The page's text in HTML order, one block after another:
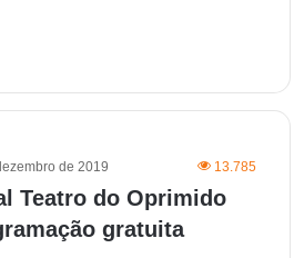
de 2019 13.785
Teatro do Oprimido
gratuita